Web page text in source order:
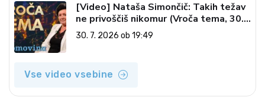
[Video] Nataša Simončič: Takih težav
ne privoščiš nikomur (Vroča tema, 30.
7. 2026)
30. 7. 2026 ob 19:49
Vse video vsebine